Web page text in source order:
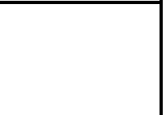
Ширина: 360 см